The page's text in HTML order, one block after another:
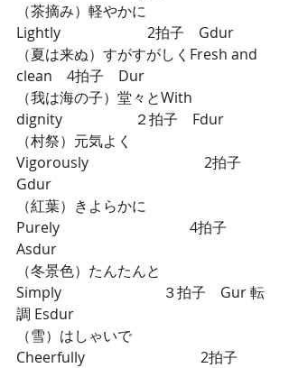
（茶摘み）軽やかに
Lightly　　　　　　2拍子　Gdur
（夏は来ぬ）すがすがしくFresh and
clean　4拍子　Dur
（我は海の子）堂々とWith
dignity　　　　　２拍子　Fdur
（村祭）元気よく
Vigorously　　　　　　　　2拍子
Gdur
（紅葉）きよらかに
Purely　　　　　　　　　4拍子
Asdur
（冬景色）たんたんと
Simply　　　　　　　３拍子　Gur 転
調 Esdur
（雪）はしゃいで
Cheerfully　　　　　　　　2拍子